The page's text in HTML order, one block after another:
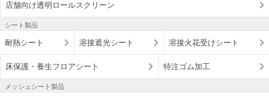
店舗向け透明ロールスクリーン
シート製品
耐熱シート 溶接遮光シート 溶接火花受けシート
床保護・養生フロアシート 特注ゴム加工
メッシュシート製品